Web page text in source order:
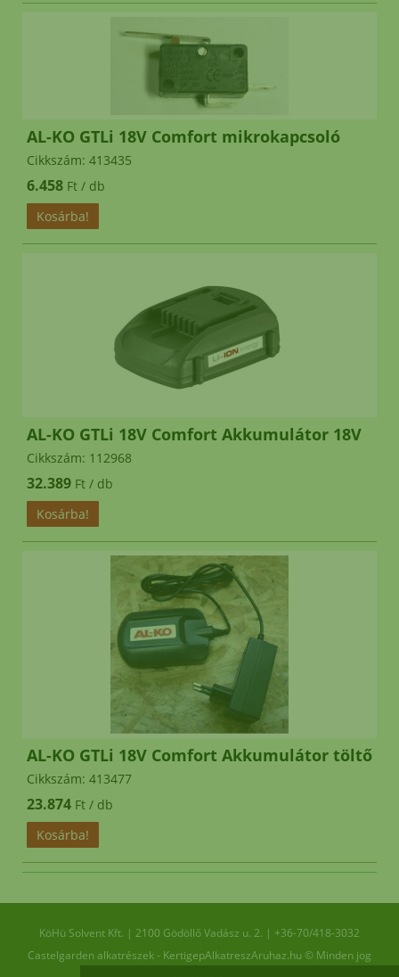
AL-KO GTLi 18V Comfort mikrokapcsoló
Cikkszám: 413435
6.458 Ft / db
AL-KO GTLi 18V Comfort Akkumulátor 18V
Cikkszám: 112968
32.389 Ft / db
AL-KO GTLi 18V Comfort Akkumulátor töltő
Cikkszám: 413477
23.874 Ft / db
KöHü Solvent Kft. | 2100 GödöllőVadász u. 2. | +36-70/418-3032
Castelgarden alkatrészek - KertigepAlkatreszAruhaz.hu © Minden jog